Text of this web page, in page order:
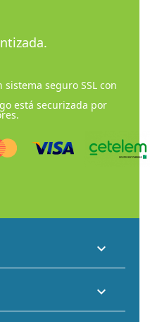
seguro SSL con
está securizada por

